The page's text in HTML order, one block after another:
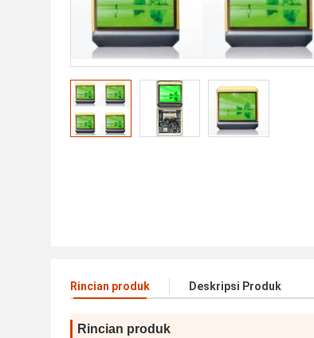
Rincian produk Deskripsi Produk
Rincian produk